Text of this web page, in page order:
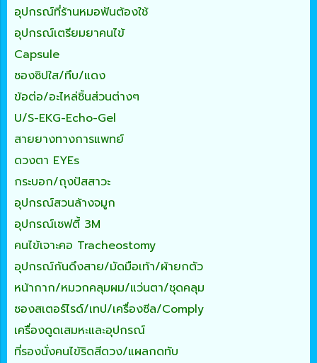
อุปกรณ์ที่ร้านหมอฟันต้องใช้
อุปกรณ์เตรียมยาคนไข้
Capsule
ซองซิปใส/ทึบ/แดง
ข้อต่อ/อะไหล่ชิ้นส่วนต่างๆ
U/S-EKG-Echo-Gel
สายยางทางการแพทย์
ดวงตา EYEs
กระบอก/ถุงปัสสาวะ
อุปกรณ์สวนล้างจมูก
อุปกรณ์เซฟตี้ 3M
คนไข้เจาะคอ Tracheostomy
อุปกรณ์กันดึงสาย/มัดมือเท้า/ผ้ายกตัว
หน้ากาก/หมวกคลุมผม/แว่นตา/ชุดคลุม
ซองสเตอร์ไรด์/เทป/เครื่องซีล/Comply
เครื่องดูดเสมหะและอุปกรณ์
ที่รองนั่งคนไข้ริดสีดวง/แผลกดทับ